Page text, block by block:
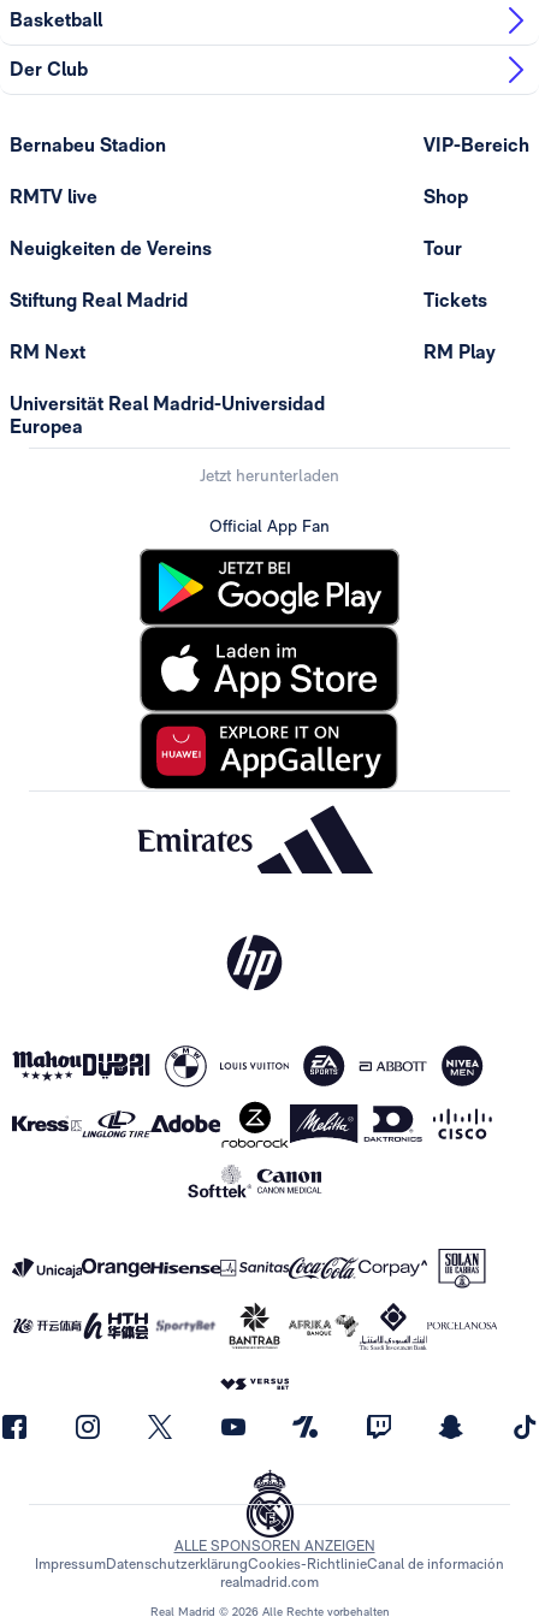
Basketball
Der Club
Bernabeu Stadion
RMTV live
Neuigkeiten de Vereins
Stiftung Real Madrid
RM Next
Universität Real Madrid-Universidad
Europea
VIP-Bereich
Shop
Tour
Tickets
RM Play
Jetzt herunterladen
Official App Fan
Real Madrid © 2026 Alle Rechte vorbehalten
ALLE SPONSOREN ANZEIGEN
ImpressumDatenschutzerklärungCookies-RichtlinieCanal de información
realmadrid.com